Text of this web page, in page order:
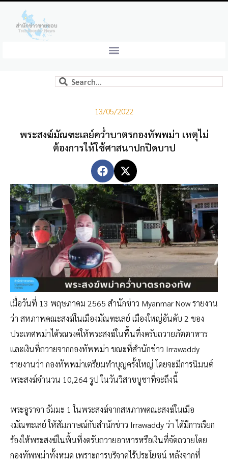
13/05/2022
พระสงฆ์มัณฑะเลย์คว่ำบาตรกองทัพพม่า เหตุไม่
ต้องการให้ใช้ศาสนาปกปิดบาป
เมื่อวันที่ 13 พฤษภาคม 2565 สำนักข่าว Myanmar Now รายงาน
ว่า สหภาพคณะสงฆ์ในเมืองมัณฑะเลย์ เมืองใหญ่อันดับ 2 ของ
ประเทศพม่าได้รณรงค์ให้พระสงฆ์ในพื้นที่งดรับถวายภัตตาหาร
และเงินที่ถวายจากกองทัพพม่า ขณะที่สำนักข่าว Irrawaddy
รายงานว่า กองทัพพม่าเตรียมทำบุญครั้งใหญ่ โดยจะมีการนิมนต์
พระสงฆ์จำนวน 10,264 รูป ในวันวิสาขบูชาที่จะถึงนี้
พระอูราจา ธัมมะ 1 ในพระสงฆ์จากสหภาพคณะสงฆ์ในเมือ
งมัณฑะเลย์ ให้สัมภาษณ์กับสำนักข่าว Irrawaddy ว่า ได้มีการเรียก
ร้องให้พระสงฆ์ในพื้นที่งดรับถวายอาหารหรือเงินที่จัดถวายโดย
กองทัพพม่าทั้งหมด เพราะการบริจาคไร้ประโยชน์ หลังจากที่